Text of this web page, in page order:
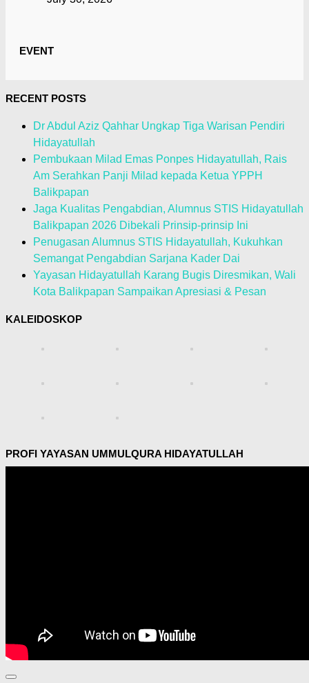
EVENT
RECENT POSTS
Dr Abdul Aziz Qahhar Ungkap Tiga Warisan Pendiri
Hidayatullah
Pembukaan Milad Emas Ponpes Hidayatullah, Rais
Am Serahkan Panji Milad kepada Ketua YPPH
Balikpapan
Jaga Kualitas Pengabdian, Alumnus STIS Hidayatullah
Balikpapan 2026 Dibekali Prinsip-prinsip Ini
Penugasan Alumnus STIS Hidayatullah, Kukuhkan
Semangat Pengabdian Sarjana Kader Dai
Yayasan Hidayatullah Karang Bugis Diresmikan, Wali
Kota Balikpapan Sampaikan Apresiasi & Pesan
KALEIDOSKOP
PROFI YAYASAN UMMULQURA HIDAYATULLAH